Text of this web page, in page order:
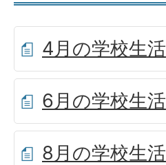
4月の学校生活
6月の学校生活
8月の学校生活